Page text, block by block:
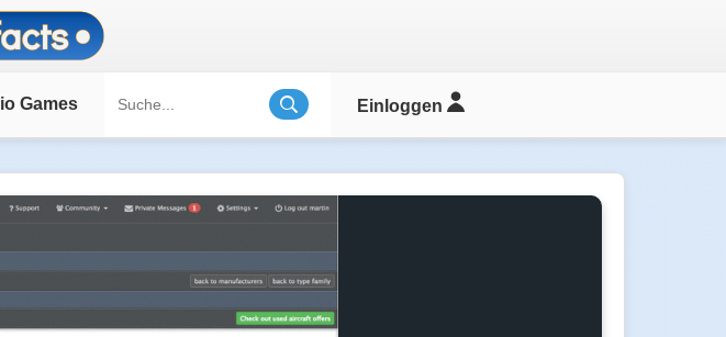
io Games Einloggen